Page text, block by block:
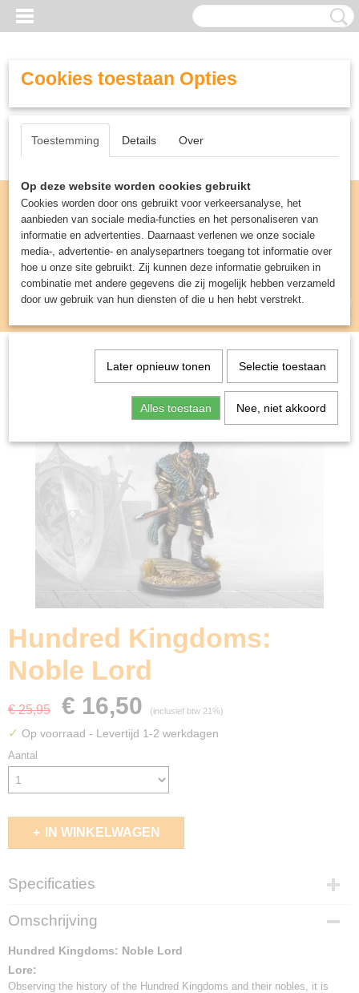
Inloggen Registreren
UW WINKELWAGEN
(0)
Miniature Gaming>Hundred Kingdoms: Noble
Hundred Kingdoms:
Noble Lord
€ 25,95 € 16,50 (inclusief btw 21%)
✓ Op voorraad - Levertijd 1-2 werkdagen
Aantal
IN WINKELWAGEN
Specificaties
EAN code
5213009010252
Omschrijving
Hundred Kingdoms: Noble Lord
Lore:
Observing the history of the Hundred Kingdoms and their nobles, it is
Cookies toestaan Opties
Toestemming Details Over
Op deze website worden cookies gebruikt
Cookies worden door ons gebruikt voor verkeersanalyse, het
aanbieden van sociale media-functies en het personaliseren van
informatie en advertenties. Daarnaast verlenen we onze sociale
media-, advertentie- en analysepartners toegang tot informatie over
hoe u onze site gebruikt. Zij kunnen deze informatie gebruiken in
combinatie met andere gegevens die zij mogelijk hebben verzameld
door uw gebruik van hun diensten of die u hen hebt verstrekt.
Later opnieuw tonen Selectie toestaan
Alles toestaan Nee, niet akkoord